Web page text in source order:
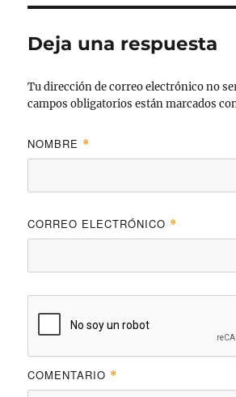
Deja una respuesta
Tu dirección de correo electrónico no
campos obligatorios están marcados
NOMBRE *
CORREO ELECTRÓNICO *
COMENTARIO *